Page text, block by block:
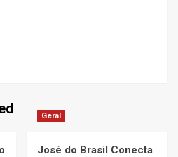
Geral
José do Brasil Conecta